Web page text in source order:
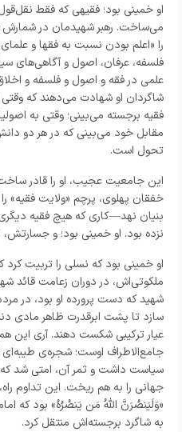
او خمینی بود؛ فقیهی که فقط
می‌ساخت. رهبر شهیدمان در شمارش
را «اعلم بودن نسبت به فقها و
فلسفه، عرفان، اصول و آگاهی‌های
علمی در فقه و اصول و فلسفه و
شاگردان او شهادت می‌دهند که وقتی
فقیه برجسته می‌بینی؛ وقتی به
مقابل خود می‌بینی که در هر دو
تحول است.
این جامعیت عجیب، او را قادر
خفقان پهلوی، پرچم «ولایت فقیه»
بنیان نهد—کاری که هیچ فقیه
نزده بود. او خمینی بود؛ و
او خمینی بود که نسلی را تربیت
ملکوتی‌اش، در دوران زعامت قائد
شهید که دست پرورده او بود، در
سازد تا پشت ابرقدرت ظاهر مادی
عیار ترکیبی شکست دهند. آری این
جامع‌الاطراف اوست؛ شجره‌ی
سیاست داشت و ثمر آن، امتی شد که
جهانی را به هم ریخت. این تداوم
«وَلَیَنصُرَنَّ اللَّهُ مَن یَنصُرُهُ» بود که
به شاگرد برجسته‌اش منتقل کرد.